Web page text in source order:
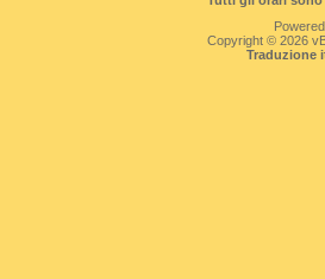
Copyright © 2026
Traduzione